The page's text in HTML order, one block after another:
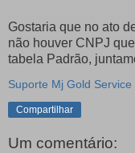
Gostaria que no ato
não houver CNPJ
tabela Padrão,
Suporte Mj Gold Service
Compartilhar
Um comentário: